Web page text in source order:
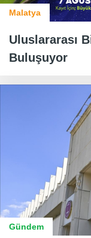
Malatya
Uluslararası
Buluşuyor
Gündem